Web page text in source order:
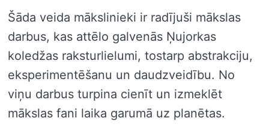
Šāda veida mākslinieki ir radījuši mākslas
darbus, kas attēlo galvenās Ņujorkas
koledžas raksturlielumi, tostarp abstrakciju,
eksperimentēšanu un daudzveidību. No
viņu darbus turpina cienīt un izmeklēt
mākslas fani laika garumā uz planētas.